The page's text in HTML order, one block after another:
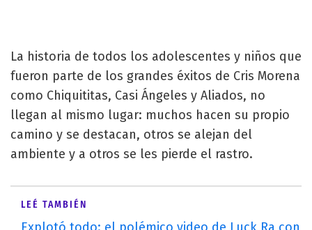
La historia de todos los adolescentes y niños que
fueron parte de los grandes éxitos de Cris Morena
como Chiquititas, Casi Ángeles y Aliados, no
llegan al mismo lugar: muchos hacen su propio
camino y se destacan, otros se alejan del
ambiente y a otros se les pierde el rastro.
LEÉ TAMBIÉN